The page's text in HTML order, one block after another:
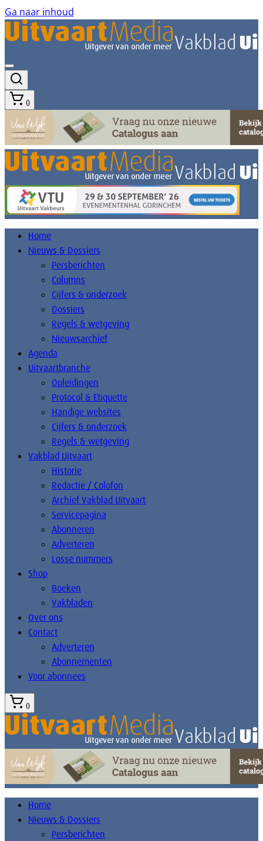
Ga naar inhoud
0
Home
Nieuws & Dossiers
Persberichten
Columns
Cijfers & onderzoek
Dossiers
Regels & wetgeving
Nieuwsarchief
Agenda
Uitvaartbranche
Opleidingen
Protocol & Etiquette
Handige websites
Cijfers & onderzoek
Regels & wetgeving
Vakblad Uitvaart
Historie
Redactie / Colofon
Archief Vakblad Uitvaart
Servicepagina
Abonneren
Adverteren
Losse nummers
Shop
Boeken
Vakbladen
Over ons
Contact
Adverteren
Abonnementen
Voor abonnees
0
Home
Nieuws & Dossiers
Persberichten